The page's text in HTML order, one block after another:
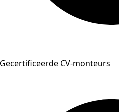
Gecertificeerde CV-monteurs